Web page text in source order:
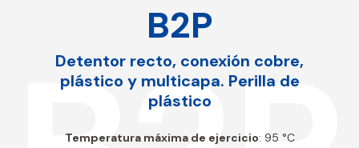
B2P
Detentor recto, conexión cobre,
plástico y multicapa. Perilla de
plástico
Temperatura máxima de ejercicio: 95 °C